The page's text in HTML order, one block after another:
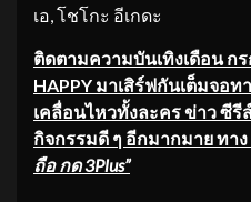
เอ, โชโกะ อีเกดะ
ติดตามความบันเทิงเดือนกร
HAPPY มาเสิร์ฟกันเต็มจอท
เคลื่อนไหวทั้งละคร ข่าว ซีรี
กิจกรรมดี ๆ อีกมากมาย ทาง
ถือ กด 3Plus”